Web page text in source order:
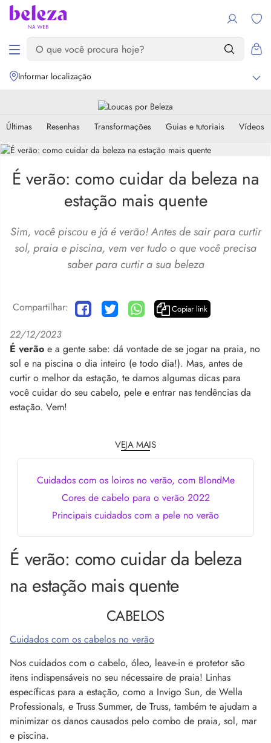
Informar localização
Últimas Resenhas Transformações Guias e tutoriais Vídeos
É verão: como cuidar da beleza na
estação mais quente
Sim, você piscou e já é verão! Antes de sair para curtir
sol, praia e piscina, vem ver tudo o que você precisa
saber para curtir a sua beleza
Compartilhar: Copiar link
22/12/2023
É verão e a gente sabe: dá vontade de se jogar na praia, no
sol e na piscina o dia inteiro (e todo dia!). Mas, antes de
curtir o melhor da estação, te damos algumas dicas para
você cuidar do seu cabelo, pele e entrar nas tendências da
estação. Vem!
VEJA MAIS
Cuidados com os loiros no verão, com BlondMe
Cores de cabelo para o verão 2022
Principais cuidados com a pele no verão
É verão: como cuidar da beleza
na estação mais quente
CABELOS
Cuidados com os cabelos no verão
Nos cuidados com o cabelo, óleo, leave-in e protetor são
itens indispensáveis no seu nécessaire de praia! Linhas
específicas para a estação, como a Invigo Sun, de Wella
Professionals, e Truss Summer, de Truss, também te ajudam a
minimizar os danos causados pelo combo de praia, sol, mar
e piscina.